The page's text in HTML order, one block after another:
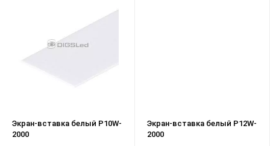
Экран-вставка белый P10W-
2000
Экран-вставка белый P12W-
2000